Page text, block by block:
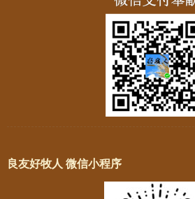
良友好牧人 微信小程序